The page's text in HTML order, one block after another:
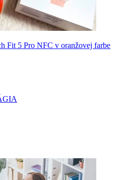
Fit 5 Pro NFC v oranžovej farbe